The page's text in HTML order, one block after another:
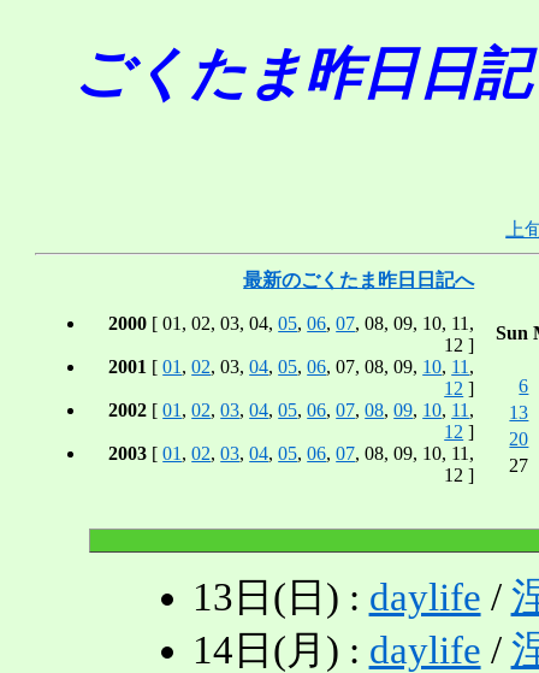
ごくたま昨日日
上
最新のごくたま昨日日記へ
2000 [ 01, 02, 03, 04,05,06,07, 08, 09, 10, 11,
12 ]
2001 [01 ,02, 03,04,05,06, 07, 08, 09, 10, 11 ,
12 ]
2002 [01 ,02,03,04,05,06,07,08,09, 10, 11 ,
12 ]
2003 [01 ,02,03,04,05,06,07, 08, 09, 10, 11,
12 ]
Sun
6
13
20
27
13日(日) : daylife /
14日(月) : daylife /